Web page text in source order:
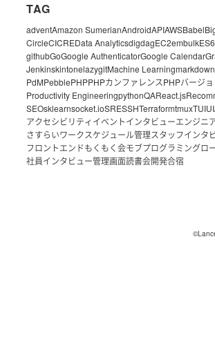
TAG
adventAmazon SumerianAndroidAPIAWSBabel
CircleCICREData AnalyticsdigdagEC2embulkES6
githubGoGoogle AuthenticatorGoogle Calendar
JenkinskintonelazygitMachine Learningmarkdown
PdMPebblePHPPHPカンファレンスPHPバージ
Productivity EngineeringpythonQAReact.js
SEOsklearnsocket.ioSRESSHTerraformtmuxTUI
アクセシビリティ イベントインタビューエンジニ
さすらいワークスケジュール管理スタッフインタ
フロントエンドもくもく会モブプログラミングロ
社員インタビュー管理画面読書会開発合宿